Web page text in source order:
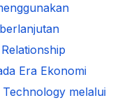
Era Ekonomi
melalui